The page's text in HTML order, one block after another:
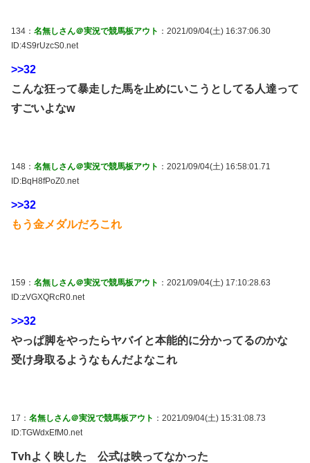
134： 名無しさん＠実況で競馬板アウト ：2021/09/04(土) 16:37:06.30
ID:4S9rUzcS0.net
>>32
こんな狂って暴走した馬を止めにいこうとしてる人達って
すごいよなw
148： 名無しさん＠実況で競馬板アウト ：2021/09/04(土) 16:58:01.71
ID:BqH8fPoZ0.net
>>32
もう金メダルだろこれ
159： 名無しさん＠実況で競馬板アウト ：2021/09/04(土) 17:10:28.63
ID:zVGXQRcR0.net
>>32
やっぱ脚をやったらヤバイと本能的に分かってるのかな
受け身取るようなもんだよなこれ
17： 名無しさん＠実況で競馬板アウト ：2021/09/04(土) 15:31:08.73
ID:TGWdxEfM0.net
Tvhよく映した 公式は映ってなかった